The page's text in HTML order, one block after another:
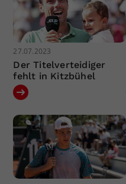
27.07.2023
Der Titelverteidiger
fehlt in Kitzbühel